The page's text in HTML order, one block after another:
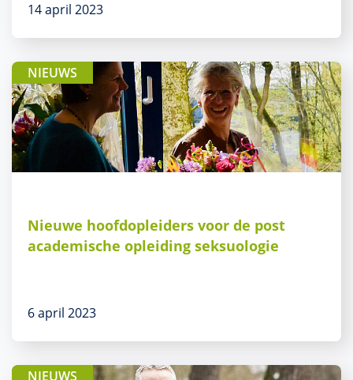
14 april 2023
NIEUWS
Nieuwe hoofdopleiders voor de post
academische opleiding seksuologie
6 april 2023
NIEUWS